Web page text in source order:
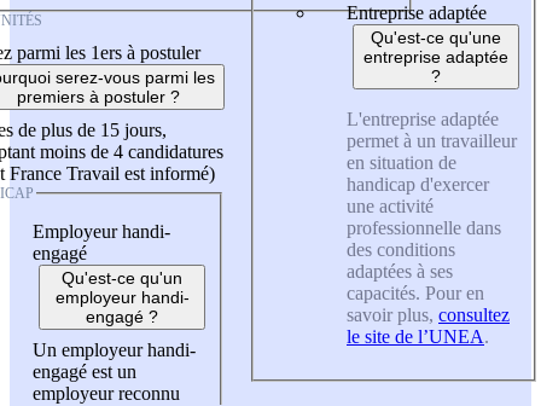
parmi les 1ers à postuler
serez-vous parmi les
premiers à postuler ?
de plus de 15 jours,
moins de 4 candidatures
France Travail est informé)
Employeur handi-
engagé
Qu'est-ce qu'un
employeur handi-
engagé ?
Un employeur handi-
engagé est un
employeur reconnu
Entreprise adaptée
Qu'est-ce qu'une
entreprise adaptée
?
L'entreprise adaptée
permet à un travailleur
en situation de
handicap d'exercer
une activité
professionnelle dans
des conditions
adaptées à ses
capacités. Pour en
savoir plus, consultez
le site de l’UNEA.